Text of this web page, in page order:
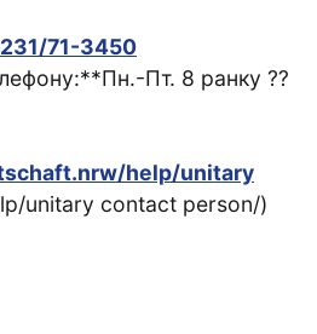
71-3450
Пт. 8 ранку ⁇
help/unitary
unitary contact person/)